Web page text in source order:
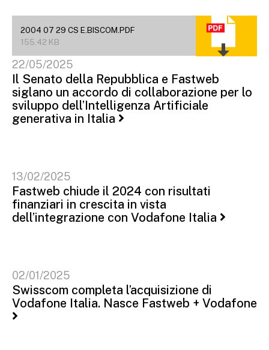
2004 07 29 CS E.BISCOM.PDF
155.42 KB
22/05/2025
Il Senato della Repubblica e Fastweb
siglano un accordo di collaborazione per lo
sviluppo dell’Intelligenza Artificiale
generativa in Italia
13/02/2025
Fastweb chiude il 2024 con risultati
finanziari in crescita in vista
dell’integrazione con Vodafone Italia
02/01/2025
Swisscom completa l’acquisizione di
Vodafone Italia. Nasce Fastweb + Vodafone